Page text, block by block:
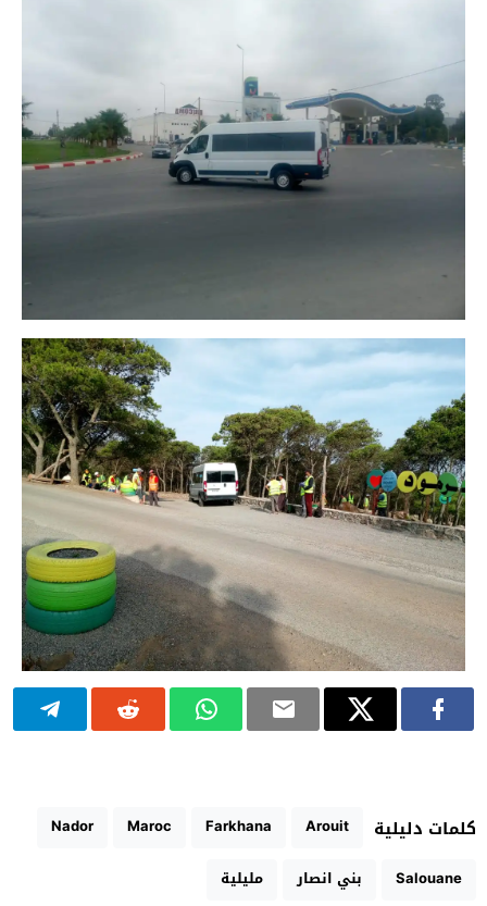
كلمات دليلية Arouit
Farkhana
Maroc
Nador
Salouane
بني انصار مليلية